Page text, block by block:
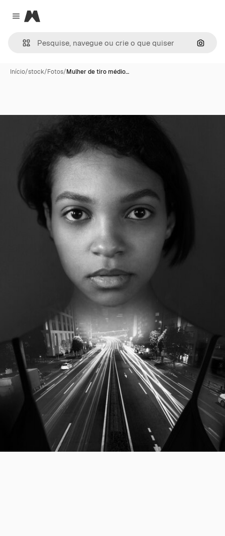
Close menu
Magnific
Início/stock/Fotos/Mulher de tiro médio…